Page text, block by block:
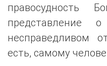
правосудность
представление
несправедливом
есть, самому